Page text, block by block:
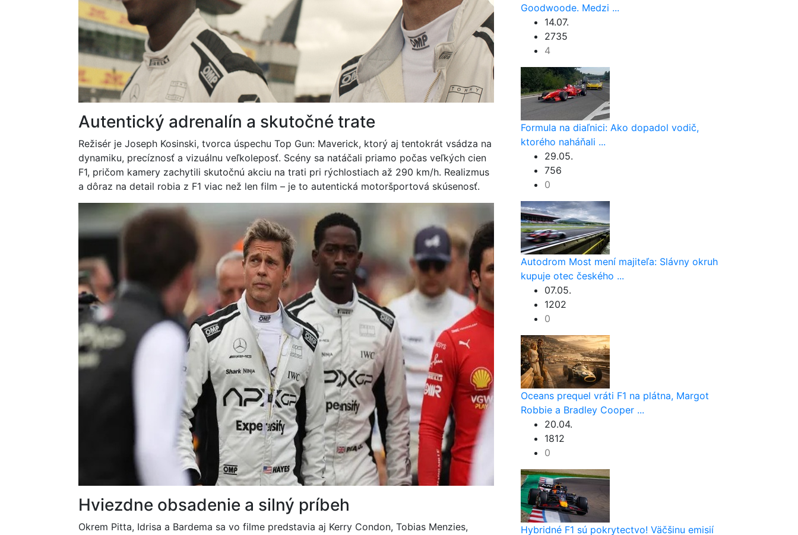
Autentický adrenalín a skutočné trate
Režisér je Joseph Kosinski, tvorca úspechu Top Gun: Maverick, ktorý aj tentokrát vsádza na
dynamiku, precíznosť a vizuálnu veľkoleposť. Scény sa natáčali priamo počas veľkých cien
F1, pričom kamery zachytili skutočnú akciu na trati pri rýchlostiach až 290 km/h. Realizmus
a dôraz na detail robia z F1 viac než len film – je to autentická motoršportová skúsenosť.
Hviezdne obsadenie a silný príbeh
Okrem Pitta, Idrisa a Bardema sa vo filme predstavia aj Kerry Condon, Tobias Menzies,
Goodwoode. Medzi ...
14.07.
2735
4
Formula na diaľnici: Ako dopadol vodič,
ktorého naháňali ...
29.05.
756
0
Autodrom Most mení majiteľa: Slávny okruh
kupuje otec českého ...
07.05.
1202
0
Oceans prequel vráti F1 na plátna, Margot
Robbie a Bradley Cooper ...
20.04.
1812
0
Hybridné F1 sú pokrytectvo! Väčšinu emisií